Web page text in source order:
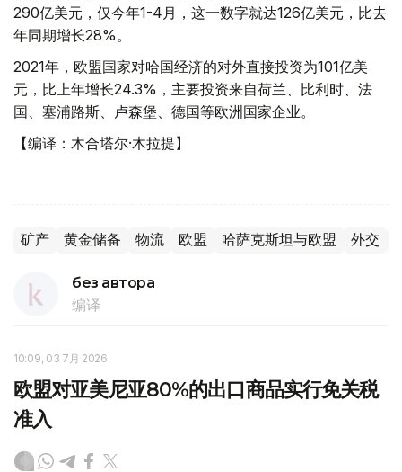
290亿美元，仅今年1-4月，这一数字就达126亿美元，比去
年同期增长28%。
2021年，欧盟国家对哈国经济的对外直接投资为101亿美
元，比上年增长24.3%，主要投资来自荷兰、比利时、法
国、塞浦路斯、卢森堡、德国等欧洲国家企业。
【编译：木合塔尔·木拉提】
矿产 黄金储备 物流 欧盟 哈萨克斯坦与欧盟 外交
без автора
编译
10:09, 03 7月 2026
欧盟对亚美尼亚80%的出口商品实行免关税
准入